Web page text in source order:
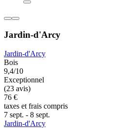
Jardin-d'Arcy
Jardin-d'Arcy
Bois
9,4/10
Exceptionnel
(23 avis)
76 €
taxes et frais compris
7 sept. - 8 sept.
Jardin-d'Arcy